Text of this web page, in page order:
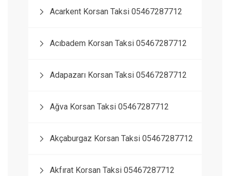
Acarkent Korsan Taksi 05467287712
Acıbadem Korsan Taksi 05467287712
Adapazarı Korsan Taksi 05467287712
Ağva Korsan Taksi 05467287712
Akçaburgaz Korsan Taksi 05467287712
Akfırat Korsan Taksi 05467287712